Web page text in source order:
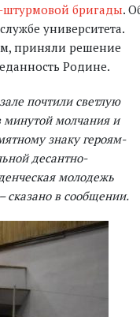
штурмовой бригады.
университета.
приняли решение
Родине.
почтили светлую
минутой молчания и
знаку героям-
десантно-
молодежь
сказано в сообщении.